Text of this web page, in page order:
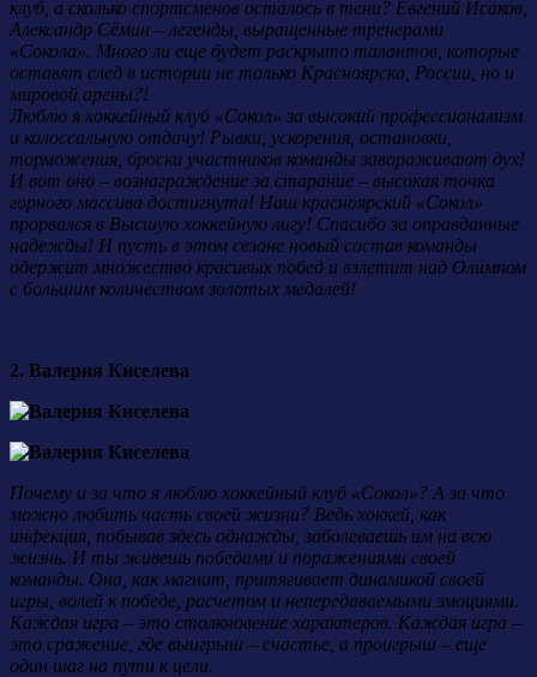
клуб, а сколько спортсменов осталось в тени? Евгений Исаков,
Александр Сёмин – легенды, выращенные тренерами
«Сокола». Много ли еще будет раскрыто талантов, которые
оставят след в истории не только Красноярска, России, но и
мировой арены?!
Люблю я хоккейный клуб «Сокол» за высокий профессионализм
и колоссальную отдачу! Рывки, ускорения, остановки,
торможения, броски участников команды завораживают дух!
И вот оно – вознаграждение за старание – высокая точка
горного массива достигнута! Наш красноярский «Сокол»
прорвался в Высшую хоккейную лигу! Спасибо за оправданные
надежды! И пусть в этом сезоне новый состав команды
одержит множество красивых побед и взлетит над Олимпом
с большим количеством золотых медалей!
2. Валерия Киселева
Почему и за что я люблю хоккейный клуб «Сокол»? А за что
можно любить часть своей жизни? Ведь хоккей, как
инфекция, побывав здесь однажды, заболеваешь им на всю
жизнь. И ты живешь победами и поражениями своей
команды. Она, как магнит, притягивает динамикой своей
игры, волей к победе, расчетом и непередаваемыми эмоциями.
Каждая игра – это столкновение характеров. Каждая игра –
это сражение, где выигрыш – счастье, а проигрыш – еще
один шаг на пути к цели.